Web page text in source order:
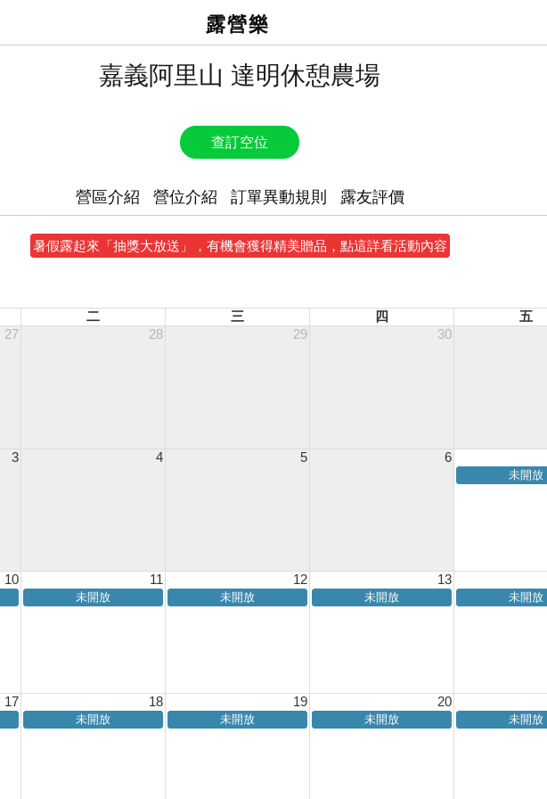
露營樂
嘉義阿里山 達明休憩農場
查訂空位
營區介紹 營位介紹 訂單異動規則 露友評價
暑假露起來「抽獎大放送」，有機會獲得精美贈品，點這詳看活動內容
未開放
未開放 未開放 未開放 未開放
未開放 未開放 未開放 未開放
二 三 四 五
27 28 29 30
3 4 5 6
10 11 12 13
17 18 19 20